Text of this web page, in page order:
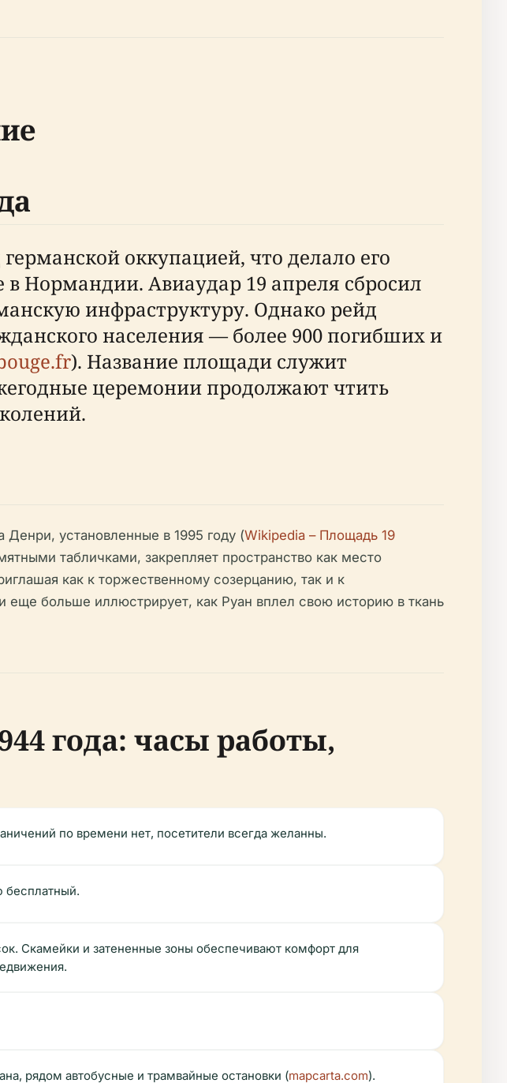
оккупацией, что делало его
Нормандии. Авиаудар 19 апреля сбросил
инфраструктуру. Однако рейд
населения — более 900 погибших и
). Название площади служит
церемонии продолжают чтить
установленные в 1995 году (Wikipedia – Площадь 19
табличками, закрепляет пространство как место
как к торжественному созерцанию, так и к
больше иллюстрирует, как Руан вплел свою историю в ткань
года: часы работы,
по времени нет, посетители всегда желанны.
бесплатный.
Скамейки и затененные зоны обеспечивают комфорт для
рядом автобусные и трамвайные остановки (mapcarta.com).